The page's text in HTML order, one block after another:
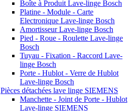
Boîte à Produit Lave-linge Bosch
Platine - Module - Carte
Electronique Lave-linge Bosch
Amortisseur Lave-linge Bosch
Pied - Roue - Roulette Lave-linge
Bosch
Tuyau - Fixation - Raccord Lave-
linge Bosch
Porte - Hublot - Verre de Hublot
Lave-linge Bosch
Pièces détachées lave linge SIEMENS
Manchette - Joint de Porte - Hublot
Lave-linge SIEMENS